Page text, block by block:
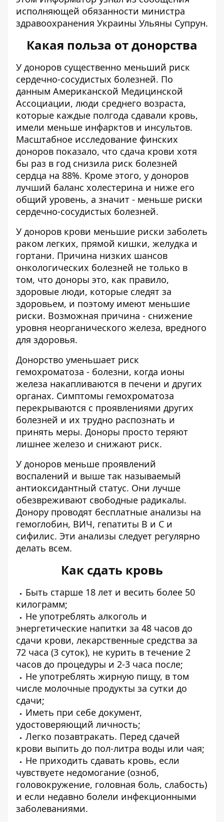
исполняющей обязанности министра
здравоохранения Украины Ульяны Супрун.
Какая польза от донорства
У доноров существенно меньший риск
сердечно-сосудистых болезней. По
данным Американской Медицинской
Ассоциации, люди среднего возраста,
которые каждые полгода сдавали кровь,
имели меньше инфарктов и инсультов.
Масштабное исследование финских
доноров показало, что сдача крови хотя
бы раз в год снизила риск болезней
сердца на 88%. Кроме этого, у доноров
лучший баланс холестерина и ниже его
общий уровень, а значит - меньше риски
сердечно-сосудистых болезней.
У доноров крови меньшие риски заболеть
раком легких, прямой кишки, желудка и
гортани. Причина низких шансов
онкологических болезней не только в
том, что доноры это, как правило,
здоровые люди, которые следят за
здоровьем, и поэтому имеют меньшие
риски. Возможная причина - снижение
уровня неорганического железа, вредного
для здоровья.
Донорство уменьшает риск
гемохроматоза - болезни, когда ионы
железа накапливаются в печени и других
органах. Симптомы гемохроматоза
перекрываются с проявлениями других
болезней и их трудно распознать и
принять меры. Доноры просто теряют
лишнее железо и снижают риск.
У доноров меньше проявлений
воспалений и выше так называемый
антиоксидантный статус. Они лучше
обезвреживают свободные радикалы.
Донору проводят бесплатные анализы на
гемоглобин, ВИЧ, гепатиты В и С и
сифилис. Эти анализы следует регулярно
делать всем.
Как сдать кровь
Быть старше 18 лет и весить более 50
килограмм;
Не употреблять алкоголь и
энергетические напитки за 48 часов до
сдачи крови, лекарственные средства за
72 часа (3 суток), не курить в течение 2
часов до процедуры и 2-3 часа после;
Не употреблять жирную пищу, в том
числе молочные продукты за сутки до
сдачи;
Иметь при себе документ,
удостоверяющий личность;
Легко позавтракать. Перед сдачей
крови выпить до пол-литра воды или чая;
Не приходить сдавать кровь, если
чувствуете недомогание (озноб,
головокружение, головная боль, слабость)
и если недавно болели инфекционными
заболеваниями.